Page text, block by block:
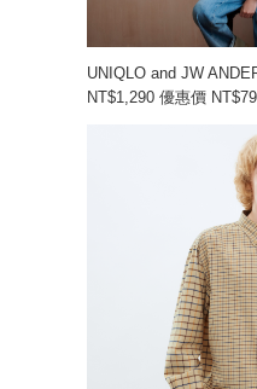
UNIQLO and JW
NT$1,290 優惠價